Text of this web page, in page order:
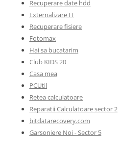
Recuperare date hdd
Externalizare IT
Recuperare fisiere
Fotomax
Hai sa bucatarim
Club KIDS 20
Casa mea
PCUtil
Retea calculatoare
Reparatii Calculatoare sector 2
bitdatarecovery.com
Garsoniere Noi - Sector 5